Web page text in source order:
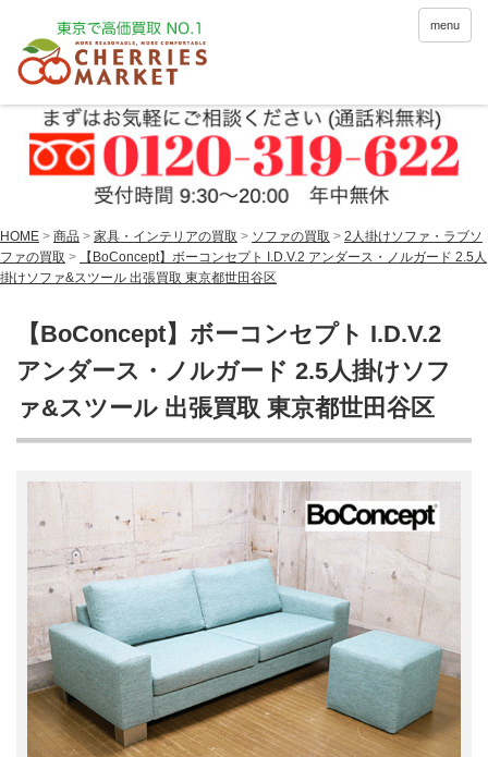
menu
HOME > 商品 > 家具・インテリアの買取 > ソファの買取 > 2人掛けソファ・ラブソ
ファの買取 >
【BoConcept】ボーコンセプト I.D.V.2 アンダース・ノルガード 2.5人
掛けソファ&スツール 出張買取 東京都世田谷区
【BoConcept】ボーコンセプト I.D.V.2
アンダース・ノルガード 2.5人掛けソフ
ァ&スツール 出張買取 東京都世田谷区